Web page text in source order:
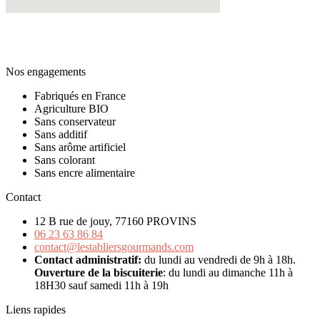
Nos engagements
Fabriqués en France
Agriculture BIO
Sans conservateur
Sans additif
Sans arôme artificiel
Sans colorant
Sans encre alimentaire
Contact
12 B rue de jouy, 77160 PROVINS
06 23 63 86 84
contact@lestabliersgourmands.com
Contact administratif: du lundi au vendredi de 9h à 18h.
Ouverture de la biscuiterie: du lundi au dimanche 11h à
18H30 sauf samedi 11h à 19h
Liens rapides